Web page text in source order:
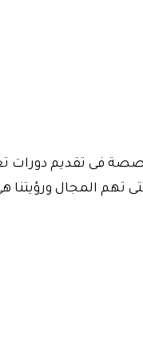
فى تقديم دورات
تهم المجال ورؤيتنا